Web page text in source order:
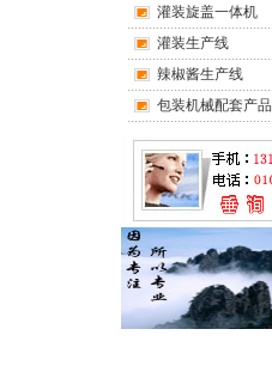
灌装旋盖一体机
灌装生产线
辣椒酱生产线
包装机械配套产品